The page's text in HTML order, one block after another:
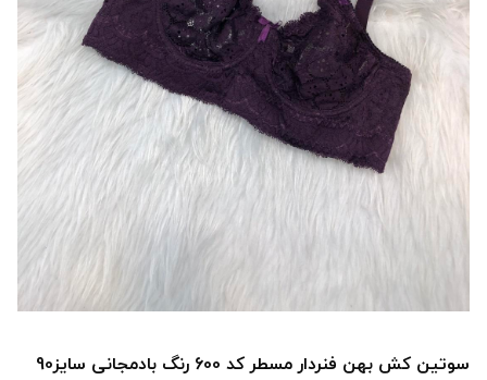
سوتین کش بهن فنردار مسطر کد 600 رنگ بادمجانی سایز90